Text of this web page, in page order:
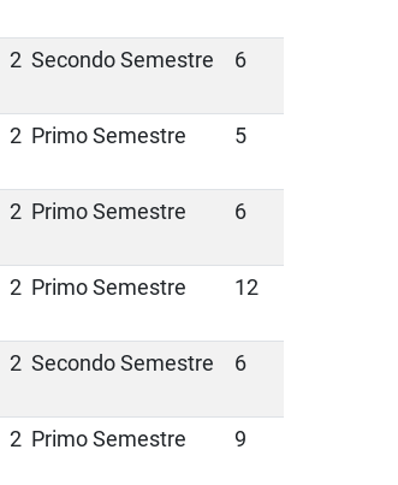
2 Secondo Semestre 6
2 Primo Semestre 5
2 Primo Semestre 6
2 Primo Semestre 12
2 Secondo Semestre 6
2 Primo Semestre 9